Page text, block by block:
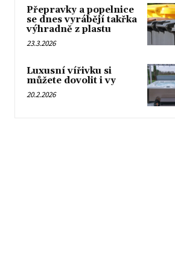
Přepravky a popelnice
se dnes vyrábějí takřka
výhradně z plastu
23.3.2026
Luxusní vířivku si
můžete dovolit i vy
20.2.2026